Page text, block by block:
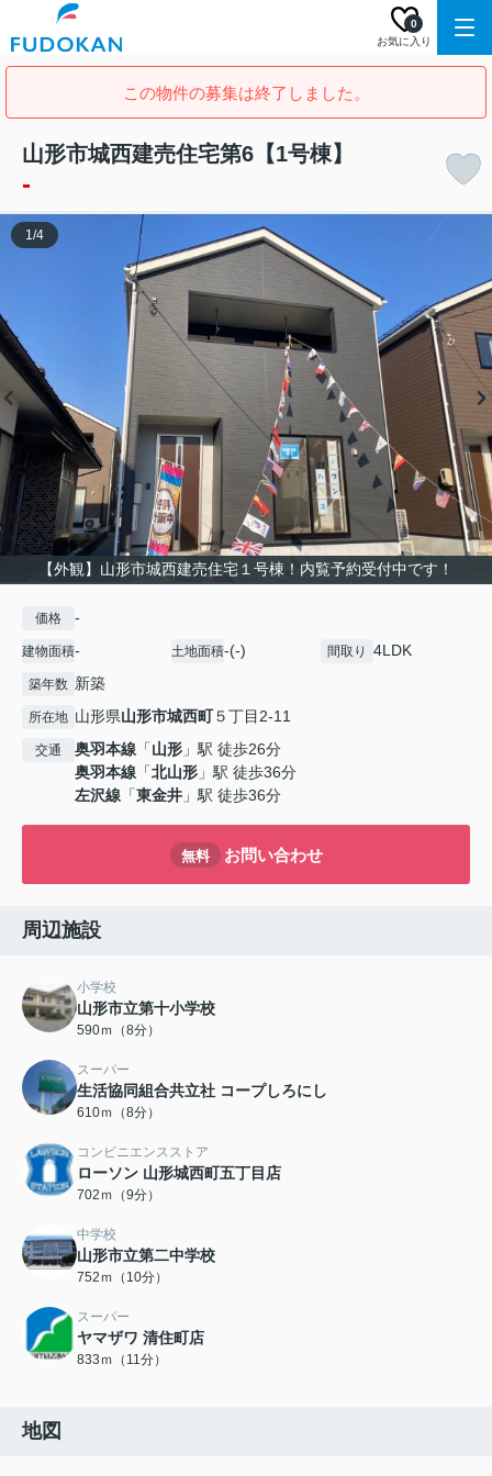
お気に入り
0
この物件の募集は終了しました。
山形市城西建売住宅第6【1号棟】
-
【外観】山形市城西建売住宅１号棟！内覧予約受付中です！
1/4
価格 -
建物面積- 土地面積-(-) 間取り 4LDK
築年数 新築
所在地 山形県山形市城西町５丁目2-11
交通 奥羽本線 「山形 」駅 徒歩26分
奥羽本線 「北山形 」駅 徒歩36分
左沢線 「東金井 」駅 徒歩36分
無料 お問い合わせ
周辺施設
小学校
山形市立第十小学校
590ｍ（8分）
スーパー
生活協同組合共立社 コープしろにし
610ｍ（8分）
コンビニエンスストア
ローソン 山形城西町五丁目店
702ｍ（9分）
中学校
山形市立第二中学校
752ｍ（10分）
スーパー
ヤマザワ 清住町店
833ｍ（11分）
地図